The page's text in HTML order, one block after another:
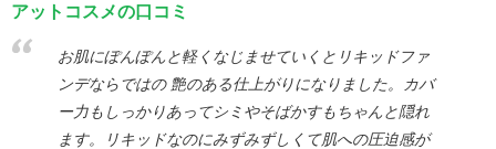
アットコスメの口コミ
お肌にぽんぽんと軽くなじませていくとリキッドファ
ンデならではの 艶のある仕上がりになりました。カバ
ー力もしっかりあってシミやそばかすもちゃんと隠れ
ます。リキッドなのにみずみずしくて肌への圧迫感が